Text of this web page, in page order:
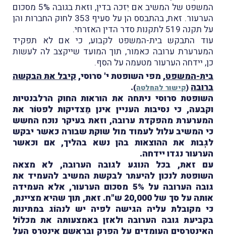
המשפט של המשיב אם יִזכה בדין, וזאת בגובה 5% מסכום
הערעור. זאת, בהתבסס הן על סעיף 353 לחוק החברות והן
על תקנה 519 לתקנות סדר הדין האזרחי.
עוד התבקש בית-המשפט לקבוע, כי אם לא תפקיד
המערערת ערובה כאמור, תוך המועד שייקצב לה לעשות
כן, יידחה הערעור מטעמה על הסף.
בית-המשפט, מפי השופטת י' סרוסי,קיבל את הבקשה
ברובה(קישור להחלטה)
.
השופטת סרוסי ניתחה את הוראות החוק הרלבנטיות
וקבעה, כי נסיבות העניין אינן מַצדיקות לפטוֹר את
המערערת מהפקדת ערובה, וזאת בעיקר נוכח החשש
כי המשיב עלול לעמוד מול שוקת שבורה כאשר יבקש
לגְבות את ההוצאות בהן נשא בהליך, אם וכאשר
הערעור נגדו יידחה.
עם זאת, בכל הנוגע לגובה הערובה, לא מצאה
השופטת לנכון להיעתר לבקשת המשיב להעמיד את
גובה הערובה על 5% מסכום הערעור, אלא העמידה
אותה על סך של 20,000 ש"ח. זאת, תוך שהיא מציינת,
כי מקובלת עליה הגישה לפיה יש לנהוֹג במתינות
בקביעת גובה הערובה ולאזן באמצעותה את מכלוֹל
האינטרסים העומדים על הפרק ובראשם אינטרס העל